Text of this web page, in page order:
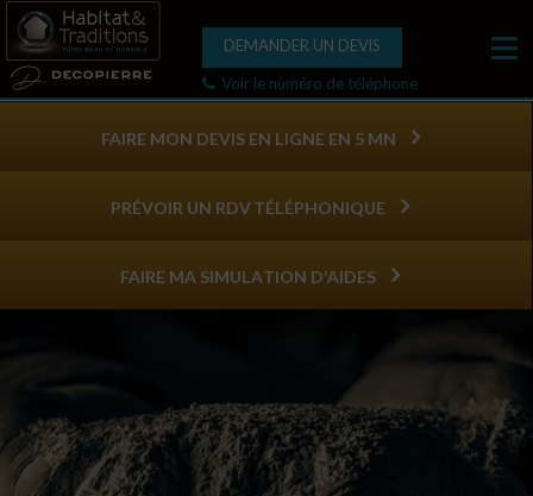
DEMANDER UN DEVIS
Voir le numéro de téléphone
FAIRE MON DEVIS EN LIGNE EN 5 MN
PRÉVOIR UN RDV TÉLÉPHONIQUE
FAIRE MA SIMULATION D'AIDES